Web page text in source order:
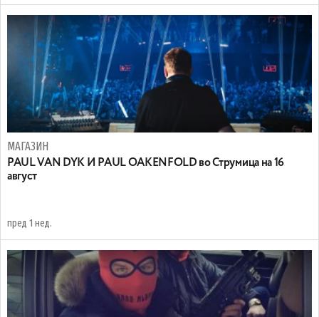
МАГАЗИН
PAUL VAN DYK И PAUL OAKENFOLD во Струмица на 16
август
пред 1 нед.